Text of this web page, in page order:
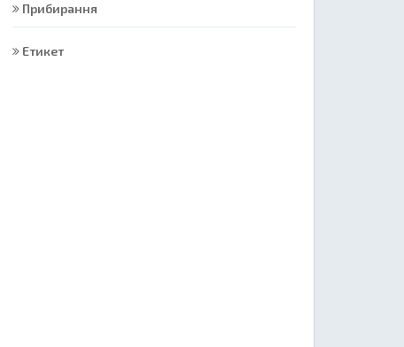
Прибирання
Етикет